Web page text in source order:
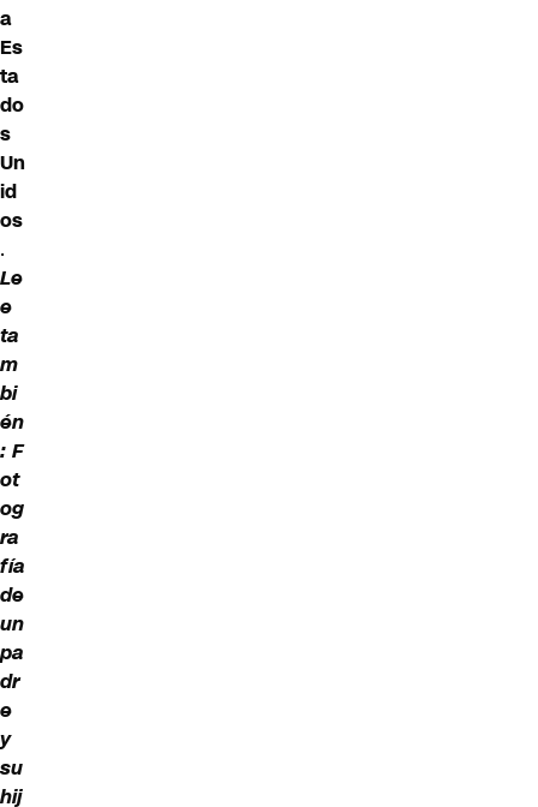
a
Es
ta
do
s
Un
id
os
.
Le
e
ta
m
bi
én
: F
ot
og
ra
fía
de
un
pa
dr
e
y
su
hij